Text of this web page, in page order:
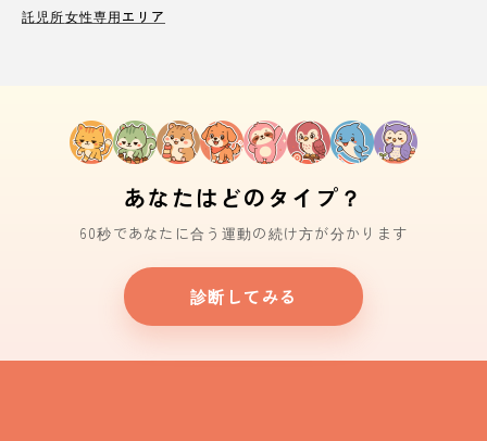
託児所女性専用エリア
あなたはどのタイプ？
60秒であなたに合う運動の続け方が分かります
診断してみる